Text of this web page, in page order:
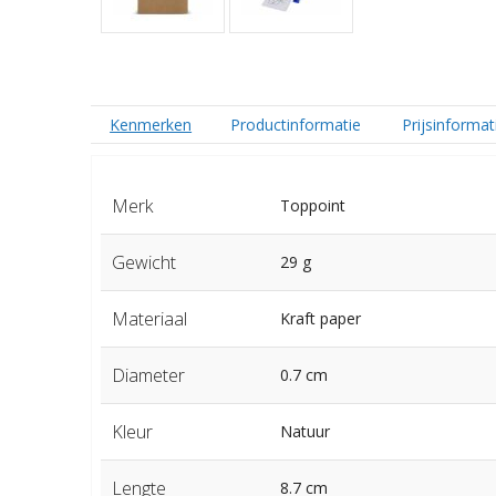
Kenmerken Productinformatie
Merk Toppoint
Gewicht 29 g
Materiaal Kraft paper
Diameter 0.7 cm
Kleur Natuur
Lengte 8.7 cm